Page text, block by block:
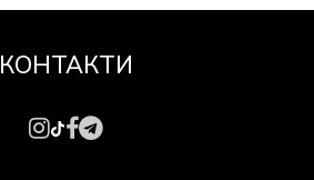
КОНТАКТИ